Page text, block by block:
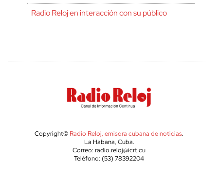
Radio Reloj en interacción con su público
Copyright© Radio Reloj, emisora cubana de noticias.
La Habana, Cuba.
Correo: radio.reloj@icrt.cu
Teléfono: (53) 78392204